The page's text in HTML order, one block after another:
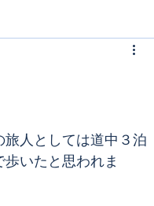
人としては道中３泊
いたと思われま